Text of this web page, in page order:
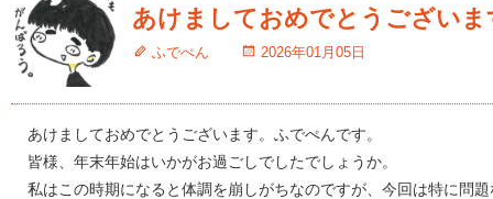
あけましておめでとうございま
ふでぺん 2026年01月05日
あけましておめでとうございます。ふでぺんです。
皆様、年末年始はいかがお過ごしでしたでしょうか。
私はこの時期になると体調を崩しがちなのですが、今回は特に問